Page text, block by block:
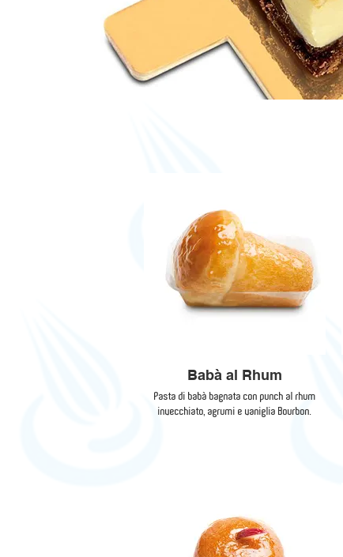
Babà al Rhum
Pasta di babà bagnata con punch al rhum
invecchiato, agrumi e vaniglia Bourbon.